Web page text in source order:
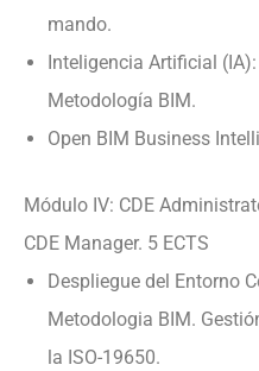
mando.
Inteligencia Artificial
Metodología BIM.
Open BIM Business
Módulo IV: CDE
CDE Manager. 5 ECTS
Despliegue del Entorno
Metodologia BIM.
la ISO-19650.